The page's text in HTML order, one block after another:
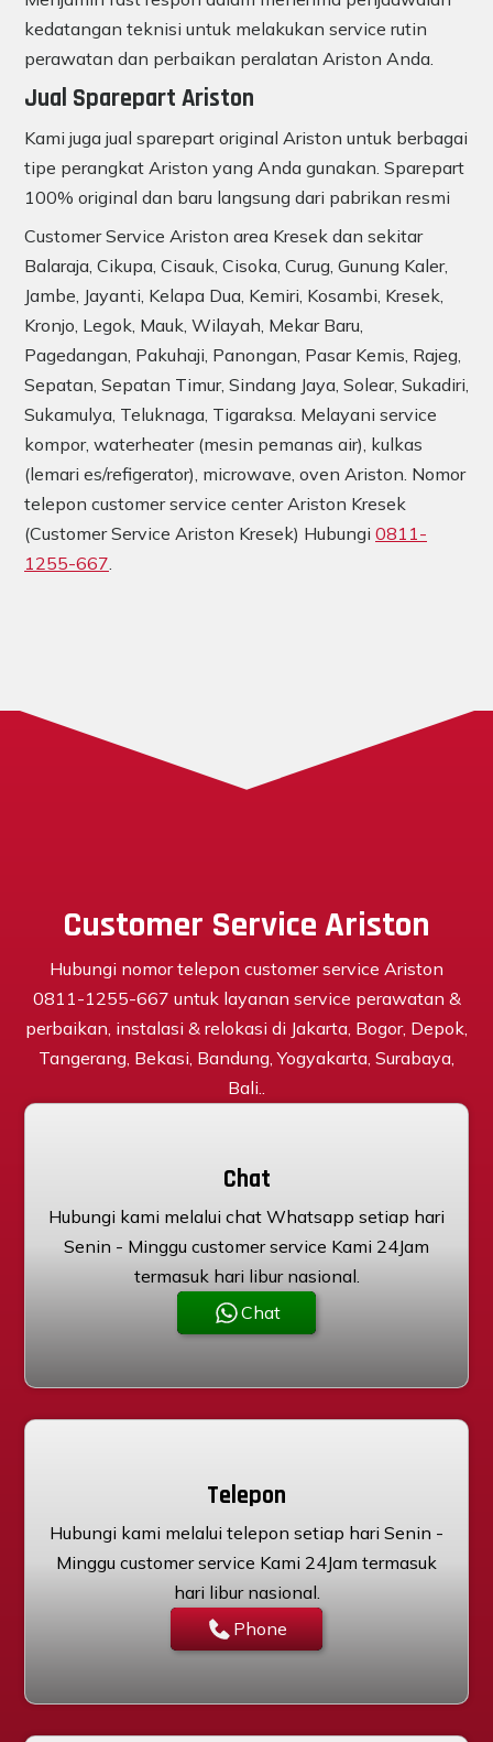
kedatangan teknisi untuk melakukan service rutin
perawatan dan perbaikan peralatan Ariston Anda.
Jual Sparepart Ariston
Kami juga jual sparepart original Ariston untuk berbagai
tipe perangkat Ariston yang Anda gunakan. Sparepart
100% original dan baru langsung dari pabrikan resmi
Customer Service Ariston area Kresek dan sekitar
Balaraja, Cikupa, Cisauk, Cisoka, Curug, Gunung Kaler,
Jambe, Jayanti, Kelapa Dua, Kemiri, Kosambi, Kresek,
Kronjo, Legok, Mauk, Wilayah, Mekar Baru,
Pagedangan, Pakuhaji, Panongan, Pasar Kemis, Rajeg,
Sepatan, Sepatan Timur, Sindang Jaya, Solear, Sukadiri,
Sukamulya, Teluknaga, Tigaraksa. Melayani service
kompor, waterheater (mesin pemanas air), kulkas
(lemari es/refigerator), microwave, oven Ariston. Nomor
telepon customer service center Ariston Kresek
(Customer Service Ariston Kresek) Hubungi 0811-
1255-667.
Customer Service Ariston
Hubungi nomor telepon customer service Ariston
0811-1255-667 untuk layanan service perawatan &
perbaikan, instalasi & relokasi di Jakarta, Bogor, Depok,
Tangerang, Bekasi, Bandung, Yogyakarta, Surabaya,
Bali..
Chat
Hubungi kami melalui chat Whatsapp setiap hari
Senin - Minggu customer service Kami 24Jam
termasuk hari libur nasional.
Chat
Telepon
Hubungi kami melalui telepon setiap hari Senin -
Minggu customer service Kami 24Jam termasuk
hari libur nasional.
Phone